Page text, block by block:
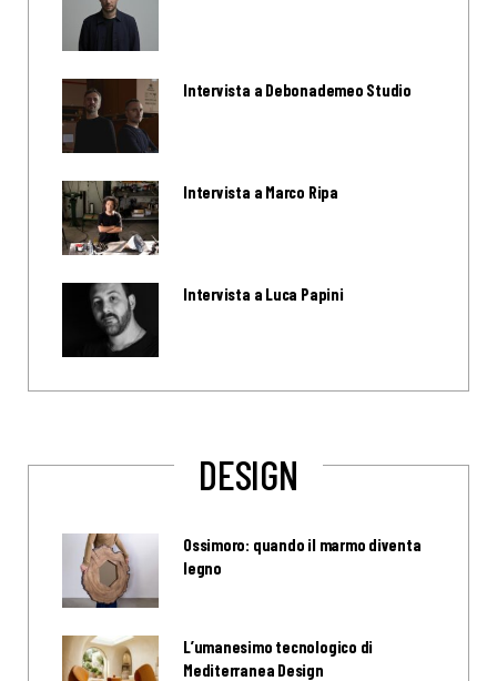
Intervista a Debonademeo Studio
Intervista a Marco Ripa
Intervista a Luca Papini
DESIGN
Ossimoro: quando il marmo diventa
legno
L’umanesimo tecnologico di
Mediterranea Design